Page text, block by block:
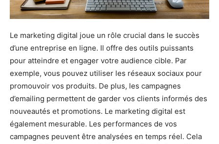
Le marketing digital joue un rôle crucial dans le succès
d’une entreprise en ligne. Il offre des outils puissants
pour atteindre et engager votre audience cible. Par
exemple, vous pouvez utiliser les réseaux sociaux pour
promouvoir vos produits. De plus, les campagnes
d’emailing permettent de garder vos clients informés des
nouveautés et promotions. Le marketing digital est
également mesurable. Les performances de vos
campagnes peuvent être analysées en temps réel. Cela